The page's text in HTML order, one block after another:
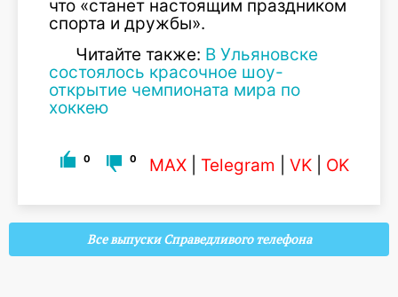
что «станет настоящим праздником
спорта и дружбы».
Читайте также: В Ульяновске
состоялось красочное шоу-
открытие чемпионата мира по
хоккею
0 0 MAX Telegram VK OK
Все выпуски Справедливого телефона